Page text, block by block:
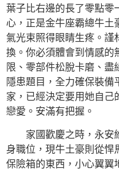
葉子比右邊的長了零點零
心，正是金牛座霸總牛土
氣光束照得眼睛生疼。謹
換。你必須體會到情感的
限、零部件松脫卡磨、盡
隱患題目，全力確保裝備
家，已經決定要用她自己
戀愛。安滿有把握。
家國歡慶之時，永安
身職位，現牛土豪則從悍
保險箱的東西，小心翼翼